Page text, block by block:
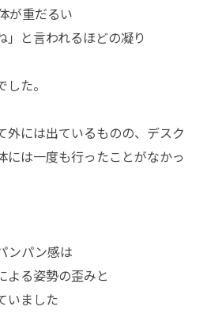
が重だるい
」と言われるほどの凝り
た。
外には出ているものの、デスク
には一度も行ったことがなかっ
ンパン感は
よる姿勢の歪みと
いました